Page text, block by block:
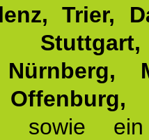
Trier,
sowie ein